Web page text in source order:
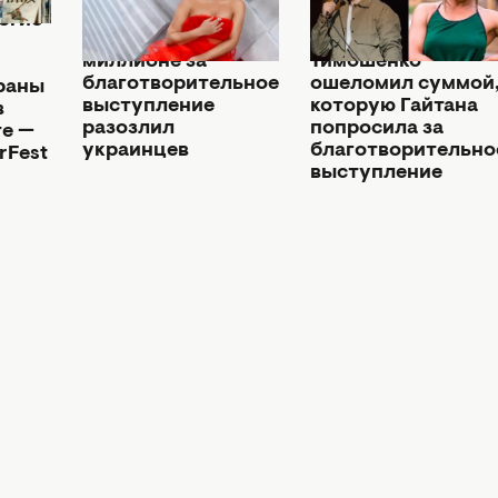
—
"Вы себя закопали":
ответ Гайтаны о
миллионе за
благотворительное
выступление
разозлил
украинцев
Известный
юморист Антон
Тимошенко
ошеломил
которую Гайтана
попросила за
выступление